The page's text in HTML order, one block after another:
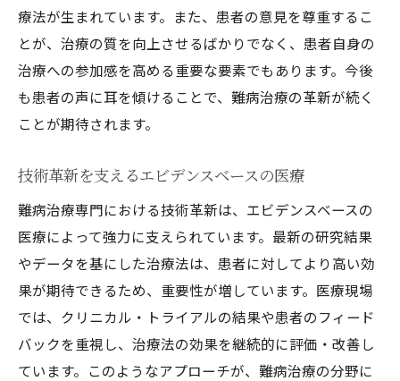
療法が生まれています。また、患者の意見を尊重するこ
とが、治療の質を向上させるばかりでなく、患者自身の
治療への参加感を高める重要な要素でもあります。今後
も患者の声に耳を傾けることで、難病治療の革新が続く
ことが期待されます。
技術革新を支えるエビデンスベースの医療
難病治療専門における技術革新は、エビデンスベースの
医療によって強力に支えられています。最新の研究結果
やデータを基にした治療法は、患者に対してより高い効
果が期待できるため、重要性が増しています。医療現場
では、クリニカル・トライアルの結果や患者のフィード
バックを重視し、治療法の効果を継続的に評価・改善し
ています。このようなアプローチが、難病治療の分野に